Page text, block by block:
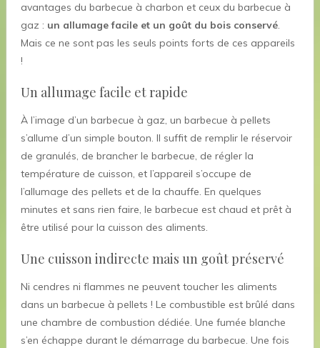
avantages du barbecue à charbon et ceux du barbecue à
gaz : un allumage facile et un goût du bois conservé.
Mais ce ne sont pas les seuls points forts de ces appareils
!
Un allumage facile et rapide
À l’image d’un barbecue à gaz, un barbecue à pellets
s’allume d’un simple bouton. Il suffit de remplir le réservoir
de granulés, de brancher le barbecue, de régler la
température de cuisson, et l’appareil s’occupe de
l’allumage des pellets et de la chauffe. En quelques
minutes et sans rien faire, le barbecue est chaud et prêt à
être utilisé pour la cuisson des aliments.
Une cuisson indirecte mais un goût préservé
Ni cendres ni flammes ne peuvent toucher les aliments
dans un barbecue à pellets ! Le combustible est brûlé dans
une chambre de combustion dédiée. Une fumée blanche
s’en échappe durant le démarrage du barbecue. Une fois